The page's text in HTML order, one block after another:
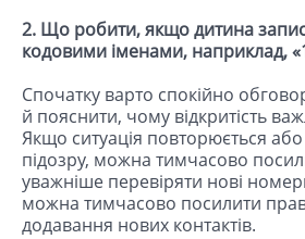
2. Що робити, якщо дитина
кодовими іменами, наприклад,
Спочатку варто спокійно
й пояснити, чому відкритість
Якщо ситуація повторюється
підозру, можна тимчасово
уважніше перевіряти нові
можна тимчасово посилити
додавання нових контактів.